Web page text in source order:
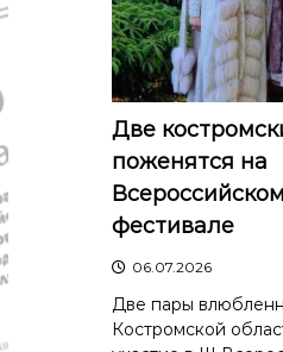
Две
поженятся на
фестивале
06.07.2026
Две пары
Костромской